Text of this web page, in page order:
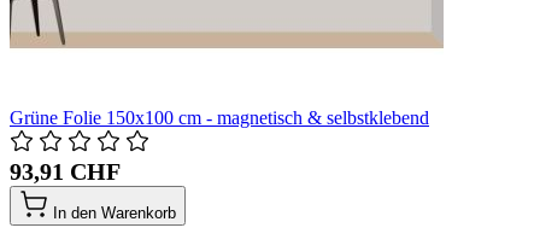
Grüne Folie 150x100 cm - magnetisch & selbstklebend
93,91 CHF
In den Warenkorb